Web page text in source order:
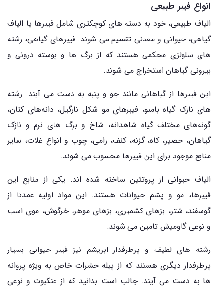
انواع فیبر طبیعی
الیاف طبیعی، خود به دسته های کوچکتری شامل فیبرها یا الیاف
گیاهی، حیوانی و معدنی تقسیم می شوند. فیبرهای گیاهی، رشته
های سلولزی محکمی هستند که از برگ ها و پوسته درونی و
بیرونی گیاهان استخراج می شوند.
این فیبرها از گیاهانی مانند جو و پنبه به دست می آیند. رشته
های نازک گیاه بامبو، فیبرهای مو شکل نارگیل، دانه‌های کتان،
گونه‌های مختلف گیاه شاهدانه، شاخ و برگ های نرم و نازک
گیاهان، حصیر، کاه، گزنه، کنف، رامی، چوب و انواع غلات، سایر
منابع موجود برای این فیبرها محسوب می شوند.
الیاف حیوانی از پروتئین ساخته شده اند. یکی از منابع این
فیبرها، مو و پشم حیوانات هستند. این مواد اولیه عمدتا از
گوسفند، شتر، بزهای کشمیری، بزهای موهر، خرگوش، موی اسب
و نوعی گاومیش تامین می شوند.
رشته های لطیف و پرطرفدار ابریشم نیز فیبر حیوانی بسیار
پرطرفدار دیگری هستند که از پیله حشرات خاص به ویژه پروانه
ها به دست می آیند. جالب است بدانید که از عنکبوت و نوعی